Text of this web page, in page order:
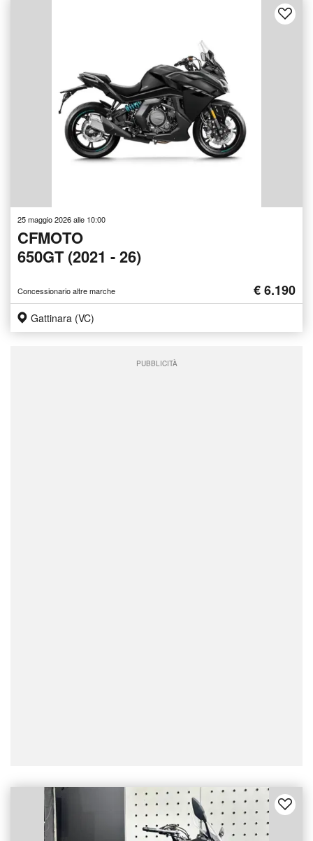
25 maggio 2026 alle 10:00
CFMOTO
650GT (2021 - 26)
Concessionario altre marche € 6.190
Gattinara (VC)
PUBBLICITÀ